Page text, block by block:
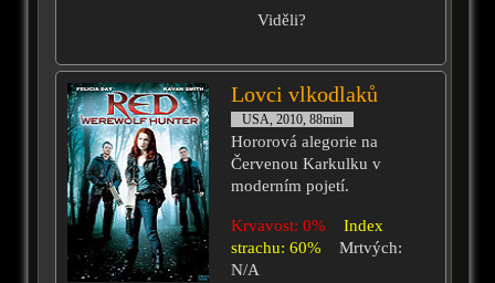
Viděli?
Lovci vlkodlaků
USA, 2010, 88min
Hororová alegorie na
Červenou Karkulku v
moderním pojetí.
Krvavost: 0%
Index
strachu: 60%
Mrtvých:
N/A